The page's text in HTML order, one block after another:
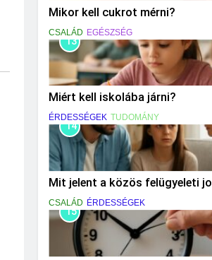
Mikor kell cukrot mérni?
CSALÁD EGÉSZSÉG
13
Miért kell iskolába járni?
ÉRDESSÉGEK TUDOMÁNY
14
Mit jelent a közös felügyeleti
CSALÁD ÉRDESSÉGEK
15